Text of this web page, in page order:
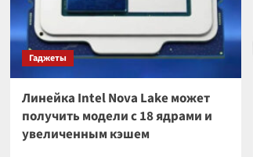
Гаджеты
Линейка Intel Nova Lake может
получить модели с 18 ядрами и
увеличенным кэшем